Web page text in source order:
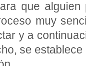
que alguien
muy
y a
se